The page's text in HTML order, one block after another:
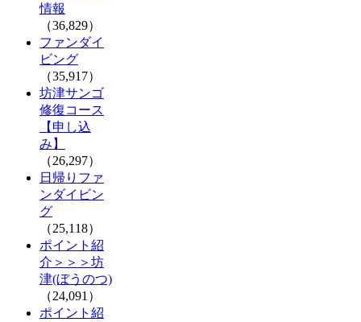
情報
（36,829）
ファンダイ
ビング
（35,917）
坊津サンゴ
修復コース
【申し込
み】
（26,297）
日帰りファ
ンダイビン
グ
（25,118）
ポイント紹
介＞＞＞坊
津(ぼうのつ)
（24,091）
ポイント紹